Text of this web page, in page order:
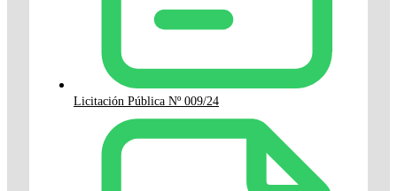
Licitación Pública Nº 009/24